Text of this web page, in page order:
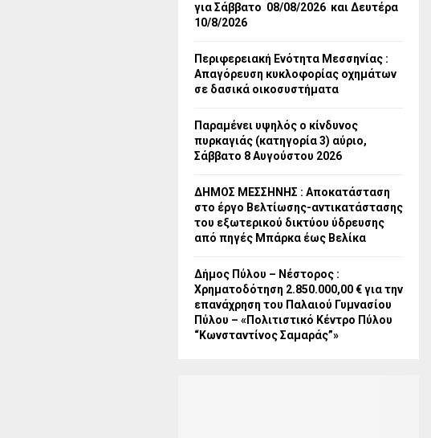
για Σάββατο 08/08/2026 και Δευτέρα
10/8/2026
Περιφερειακή Ενότητα Μεσσηνίας :
Απαγόρευση κυκλοφορίας οχημάτων
σε δασικά οικοσυστήματα
Παραμένει υψηλός ο κίνδυνος
πυρκαγιάς (κατηγορία 3) αύριο,
Σάββατο 8 Αυγούστου 2026
ΔΗΜΟΣ ΜΕΣΣΗΝΗΣ : Αποκατάσταση
στο έργο Βελτίωσης-αντικατάστασης
του εξωτερικού δικτύου ύδρευσης
από πηγές Μπάρκα έως Βελίκα
Δήμος Πύλου – Νέστορος :
Χρηματοδότηση 2.850.000,00 € για την
επανάχρηση του Παλαιού Γυμνασίου
Πύλου – «Πολιτιστικό Κέντρο Πύλου
“Κωνσταντίνος Σαμαράς”»